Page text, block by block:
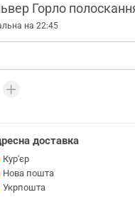
Горло
на 22:45
доставка
Кур'єр
Нова пошта
Укрпошта